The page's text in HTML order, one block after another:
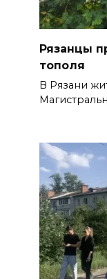
Рязанцы
тополя
В Рязани